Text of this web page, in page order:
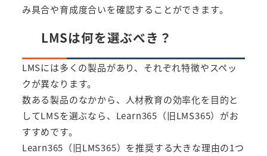
み具合や育成度合いを確認することができます。
LMSは何を選ぶべき？
LMSには多くの製品があり、それぞれ特徴やスペッ
クが異なります。
数ある製品のなかから、人材教育の効率化を目的と
してLMSを選ぶなら、 Learn365（旧LMS365） がお
すすめです。
Learn365（旧LMS365） を推奨する大きな理由の1つ